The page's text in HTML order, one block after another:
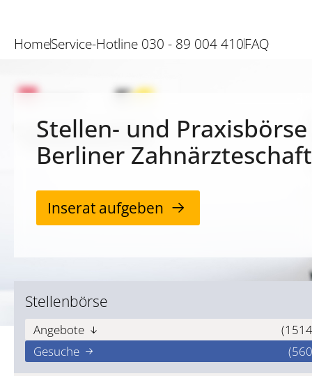
HomeService-Hotline 030 - 89 004 410FAQ
Stellen- und
Berliner Zahnärzteschaft
Inserat aufgeben
Stellenbörse
Angebote
Gesuche